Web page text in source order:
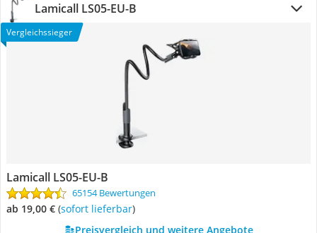
Lamicall LS05-EU-B
Vergleichssieger
Lamicall LS05-EU-B
65154 Bewertungen
ab 19,00 € ( Sofort lieferbar)
Preisvergleich und weitere Angebote